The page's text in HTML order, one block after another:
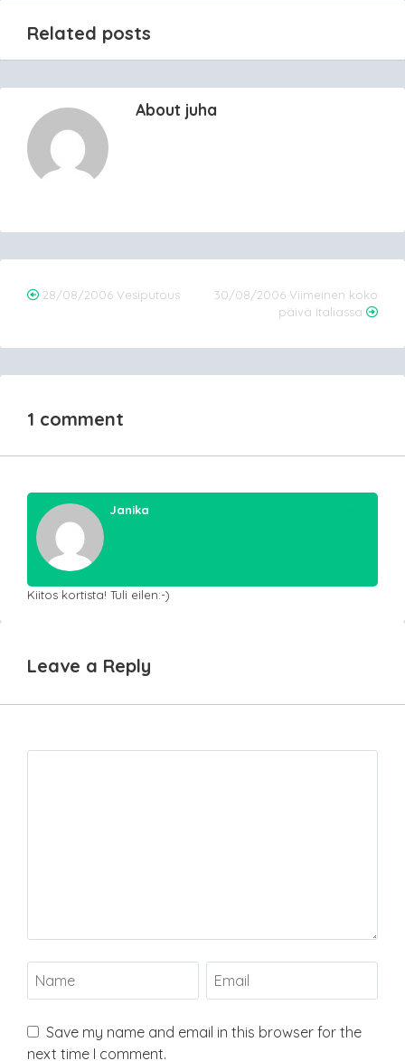
Related posts
About juha
Post
28/08/2006 Vesiputous
30/08/2006 Viimeinen koko
päivä Italiassa
1 comment
Janika
Kiitos kortista! Tuli eilen:-)
Leave a Reply
Save my name and email in this browser for the
next time I comment.